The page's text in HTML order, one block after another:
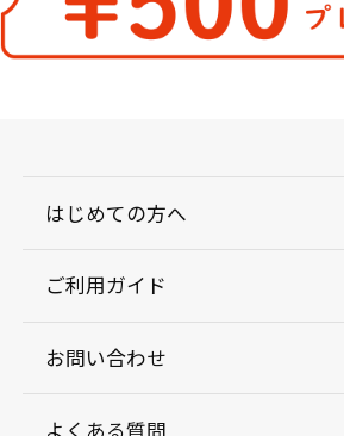
はじめての方へ
ご利用ガイド
お問い合わせ
よくある質問